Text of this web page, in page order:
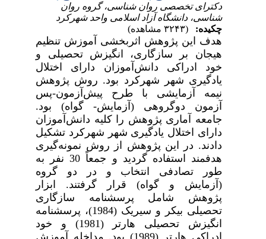
دکترای تخصصی روان شناسی، گروه روان
شناسی، دانشگاه آزاد اسلامی واحد شهرکرد
چکیده:
هدف این پژوهش اثربخشی آموزش تنظیم
هیجان بر سازگاری، انگیزش تحصیلی و
خود ادراکی دانش‌­آموزان دارای اختلال
یادگیری شهر شهرکرد بود. روش پژوهش
نیمه آزمایشی با طرح پیش­‌آزمون-پس­‌
آزمون دوگروهی (آزمایش- گواه) بود.
جامعه آماری پژوهش را کلیهدانش‌­آموزان
دارای اختلال یادگیری شهر شهرکرد تشکیل
­دادند. در این پژوهش از روش نمونه­‌گیری
هدفمند استفاده گردید و جمعاً 30 نفر به­‌
طور تصادفی انتخاب و در دو گروه
(آزمایش و گواه) قرار گرفتند. ابزار
پژوهش شامل پرسشنامه سازگاری
تحصیلی بیکر و سیریک (
1984)، پرسشنامه
انگیزش تحصیلی هارتر (1981)
و خود
ادراکی هارتر (1989) بود.
مداخله آموزش